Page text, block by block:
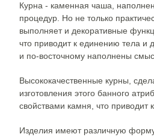
Курна - каменная чаша,
процедур. Но не только
выполняет и декоративные
что приводит к единению тела
и по-восточному наполнены
Высококачественные курны,
изготовления этого банного
свойствами камня, что приводит
Изделия имеют различную